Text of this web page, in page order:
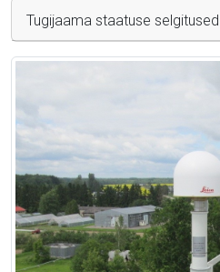
Tugijaama staatuse selgitused